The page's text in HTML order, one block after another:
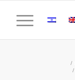
/
/